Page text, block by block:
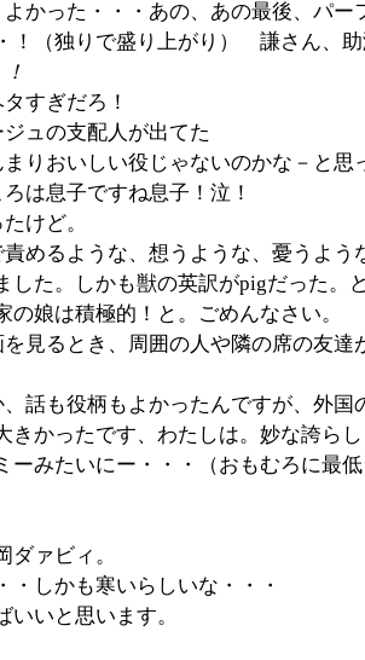
かった・・・あの、あの最後、パ
！（独りで盛り上がり） 謙さん、
すぎだろ！
ュの支配人が出てた
りおいしい役じゃないのかな－と
は息子ですね息子！泣！
けど。
めるような、想うような、憂うよ
した。しかも獣の英訳がpigだった
の娘は積極的！と。ごめんなさい。
見るとき、周囲の人や隣の席の友
話も役柄もよかったんですが、外
きかったです、わたしは。妙な誇ら
ーみたいにー・・・（おもむろに最
ダァビィ。
・しかも寒いらしいな・・・
いいと思います。